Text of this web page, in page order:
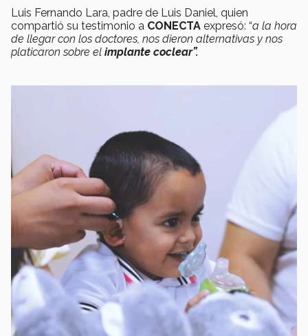
Luis Fernando Lara, padre de Luis Daniel, quien
compartió su testimonio a CONECTA expresó: “a la hora
de llegar con los doctores, nos dieron alternativas y nos
platicaron sobre el implante coclear”.